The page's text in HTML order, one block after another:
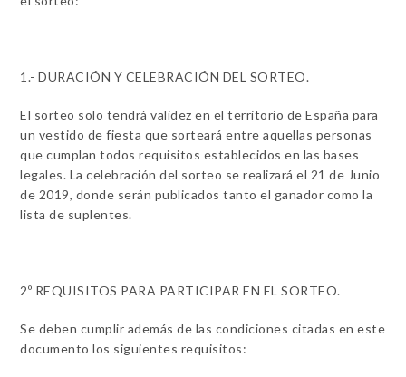
1.- DURACIÓN Y CELEBRACIÓN DEL SORTEO.
El sorteo solo tendrá validez en el territorio de España para
un vestido de fiesta que sorteará entre aquellas personas
que cumplan todos requisitos establecidos en las bases
legales. La celebración del sorteo se realizará el 21 de Junio
de 2019, donde serán publicados tanto el ganador como la
lista de suplentes.
2º REQUISITOS PARA PARTICIPAR EN EL SORTEO.
Se deben cumplir además de las condiciones citadas en este
documento los siguientes requisitos: